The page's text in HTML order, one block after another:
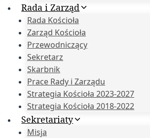
Rada i Zarząd
Rada Kościoła
Zarząd Kościoła
Przewodniczący
Sekretarz
Skarbnik
Prace Rady i Zarządu
Strategia Kościoła 2023-2027
Strategia Kościoła 2018-2022
Sekretariaty
Misja